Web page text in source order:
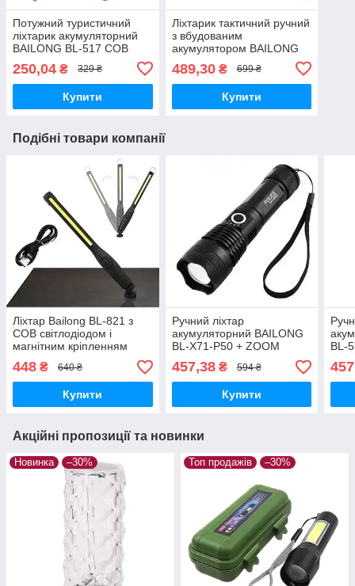
Потужний туристичний
ліхтарик акумуляторний
BAILONG BL-517 COB
250,04 ₴ 329 ₴
Купити
Ліхтарик тактичний ручний
з вбудованим
акумулятором BAILONG
489,30₴ 699 ₴
Купити
Подібні товари компанії
Ліхтар Bailong BL-821 з
COB світлодіодом і
магнітним кріпленням
448 ₴ 640 ₴
Купити
Ручний ліхтар
акумуляторний BAILONG
BL-X71-P50 + ZOOM
457,38₴ 594 ₴
Купити
BL-
Акційні пропозиції та новинки
Новинка –30% Топ продажів –30%